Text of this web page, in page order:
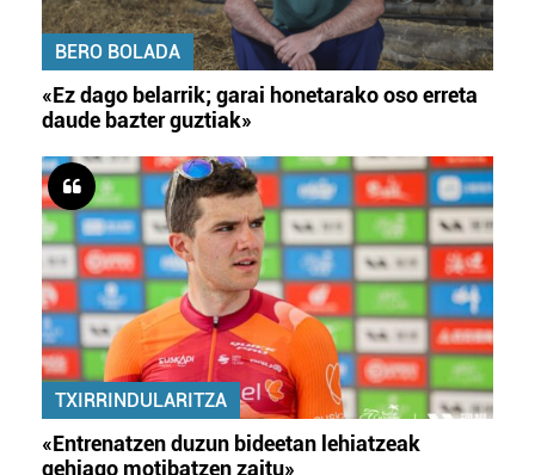
BERO BOLADA
«Ez dago belarrik; garai honetarako oso erreta
daude bazter guztiak»
TXIRRINDULARITZA
«Entrenatzen duzun bideetan lehiatzeak
gehiago motibatzen zaitu»